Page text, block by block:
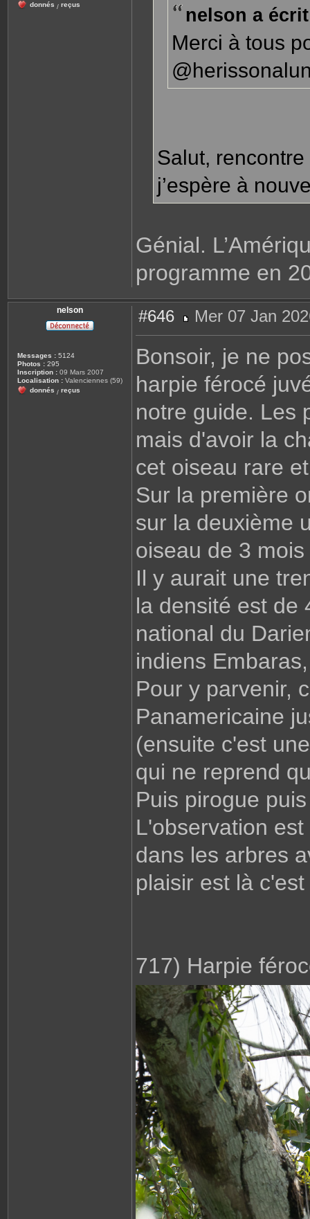
donnés / reçus
nelson a
Merci à tous
Salut,
j’espère à
Génial.
programme en
nelson
Messages : 5124
Photos : 295
Inscription : 09 Mars 2007
Localisation : Valenciennes (59)
donnés / reçus
#646
e
Mer 07 Jan
Bonsoir, je ne
harpie férocé
notre guide. Les
mais d'avoir la
cet oiseau rare
Sur la première
sur la deuxième
oiseau de 3 mois
Il y aurait une
la densité est de
national du
indiens
Pour y parvenir,
Panamericaine
(ensuite c'est
qui ne reprend
Puis pirogue
L'observation
dans les arbres
plaisir est là
717) Harpie